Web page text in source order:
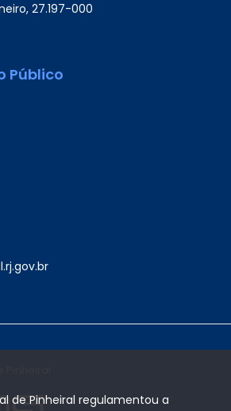
27.197-000
Público
de Pinheiral regulamentou a